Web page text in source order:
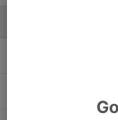
Johan
tränare/